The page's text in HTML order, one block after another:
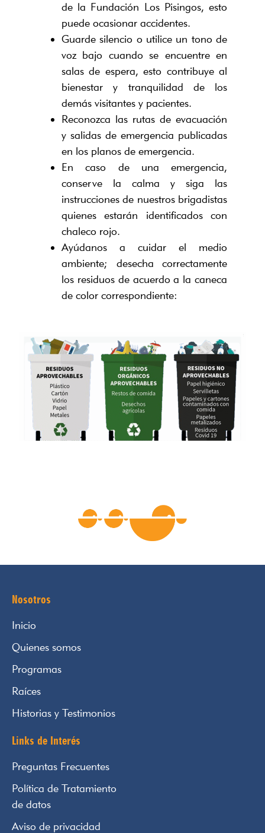
de la Fundación Los Pisingos, esto
puede ocasionar accidentes.
Guarde silencio o utilice un tono de
voz bajo cuando se encuentre en
salas de espera, esto contribuye al
bienestar y tranquilidad de los
demás visitantes y pacientes.
Reconozca las rutas de evacuación
y salidas de emergencia publicadas
en los planos de emergencia.
En caso de una emergencia,
conserve la calma y siga las
instrucciones de nuestros brigadistas
quienes estarán identificados con
chaleco rojo.
Ayúdanos a cuidar el medio
ambiente; desecha correctamente
los residuos de acuerdo a la caneca
de color correspondiente:
Nosotros
Inicio
Quienes somos
Programas
Raíces
Historias y Testimonios
Links de Interés
Preguntas Frecuentes
Política de Tratamiento
de datos
Aviso de privacidad